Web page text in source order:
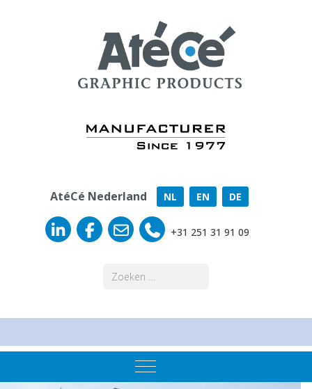
AtéCé Nederland NL EN DE
+31 251 31 91 09
Mobile Menu Toggle